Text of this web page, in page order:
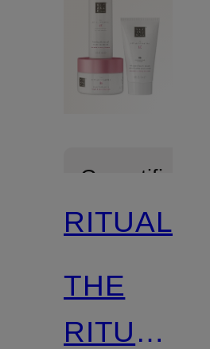
Gecertificeerd
RITUALS
THE
RITUAL